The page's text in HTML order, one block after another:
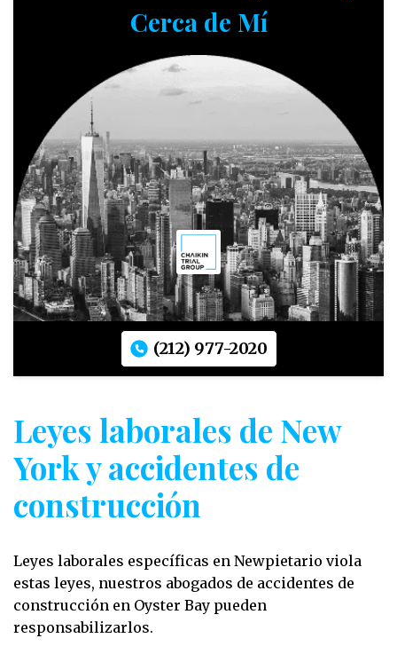
Cerca de Mí
(212) 977-2020
Leyes laborales de New
York y accidentes de
construcción
Leyes laborales específicas en Newpietario viola
estas leyes, nuestros abogados de accidentes de
construcción en Oyster Bay pueden
responsabilizarlos.